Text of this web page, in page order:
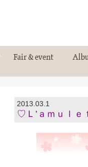
Fair & event
2013.03.1
♡Ｌ’ａｍｕｌ